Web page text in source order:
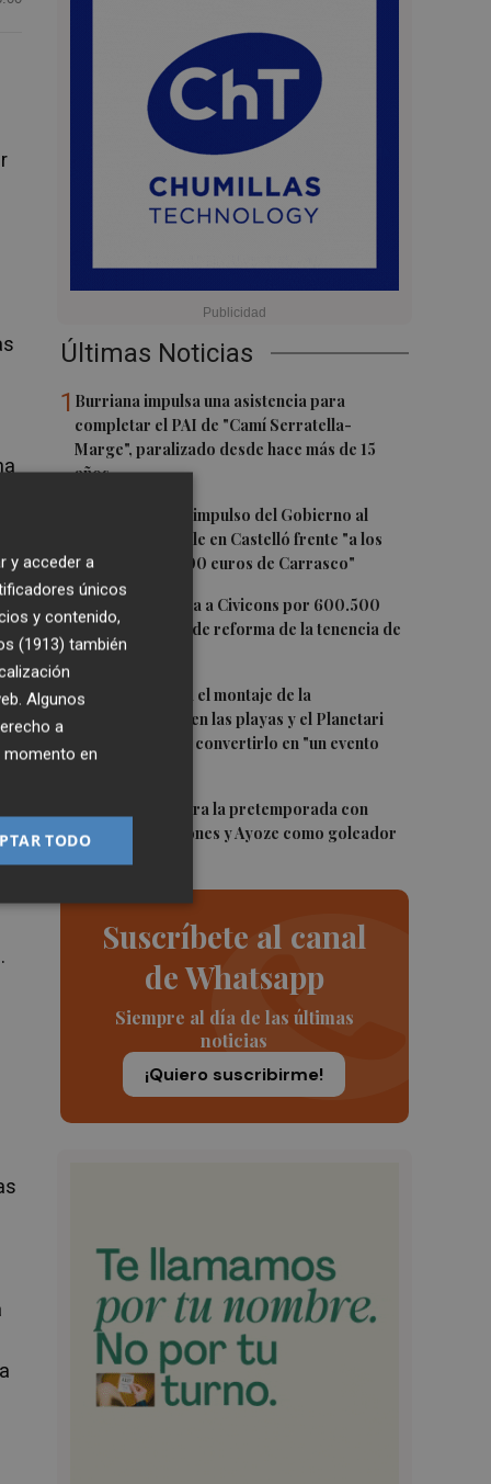
Últimas Noticias
1 Burriana impulsa una asistencia para
completar el PAI de "Camí Serratella-
Marge", paralizado desde hace más de 15
años
Simó destaca el impulso del Gobierno al
alquiler asequible en Castelló frente "a los
pisos de 200.000 euros de Carrasco"
3 Castelló adjudica a Civicons por 600.500
euros las obras de reforma de la tenencia de
alcaldía sur
4Castelló acelera el montaje de la
infraestructura en las playas y el Planetari
del eclipse para convertirlo en "un evento
5 El Villarreal cierra la pretemporada con
buenas sensaciones y Ayoze como goleador
Suscríbete al canal
de Whatsapp
Siempre al día de las últimas
noticias
¡Quiero suscribirme!
y acceder a
únicos
y contenido,
(1913) también
Algunos
a
momento en
TODO